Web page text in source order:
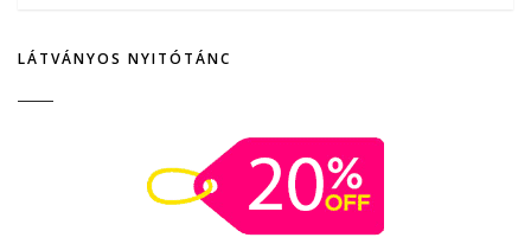
LÁTVÁNYOS NYITÓTÁNC